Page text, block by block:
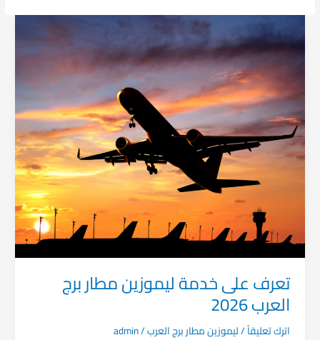
تعرف على خدمة ليموزين مطار برج
العرب 2026
اترك تعليقاً/ليموزين مطار برج العرب/
admin
على
خدمة
ليموزين
مطار
برج
العرب
2026